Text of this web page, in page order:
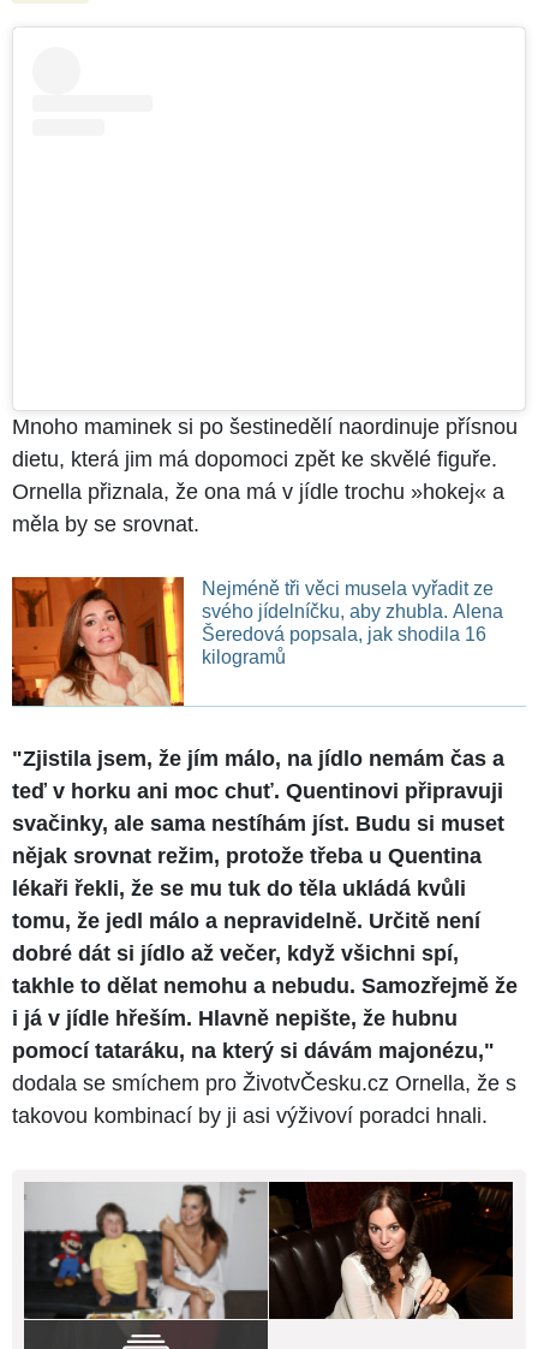
Mnoho maminek si po šestinedělí naordinuje přísnou
dietu, která jim má dopomoci zpět ke skvělé figuře.
Ornella přiznala, že ona má v jídle trochu »​hokej« a
měla by se srovnat.
Nejméně tři věci musela vyřadit ze
svého jídelníčku, aby zhubla. Alena
Šeredová popsala, jak shodila 16
kilogramů
"Zjistila jsem, že jím málo, na jídlo nemám čas a
teď v horku ani moc chuť. Quentinovi připravuji
svačinky, ale sama nestíhám jíst. Budu si muset
nějak srovnat režim, protože třeba u Quentina
lékaři řekli, že se mu tuk do těla ukládá kvůli
tomu, že jedl málo a nepravidelně. Určitě není
dobré dát si jídlo až večer, když všichni spí,
takhle to dělat nemohu a nebudu. Samozřejmě že
i já v jídle hřeším. Hlavně nepište, že hubnu
pomocí tataráku, na který si dávám majonézu,"
dodala se smíchem pro ŽivotvČesku.cz Ornella, že s
takovou kombinací by ji asi výživoví poradci hnali.